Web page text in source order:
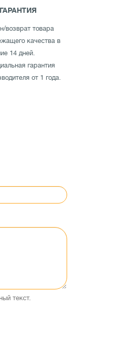
ГАРАНТИЯ
возврат товара
качества в
14 дней.
гарантия
от 1 года.
текст.